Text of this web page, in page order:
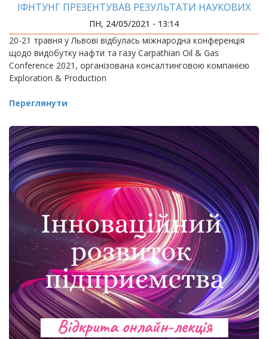
ІФНТУНГ ПРЕЗЕНТУВАВ РЕЗУЛЬТАТИ НАУКОВИХ
ДОСЛІДЖЕНЬ
ПН, 24/05/2021 - 13:14
20-21 травня у Львові відбулась міжнародна конференція
щодо видобутку нафти та газу Carpathian Oil & Gas
Conference 2021, організована консалтинговою компанією
Exploration & Production
Переглянути